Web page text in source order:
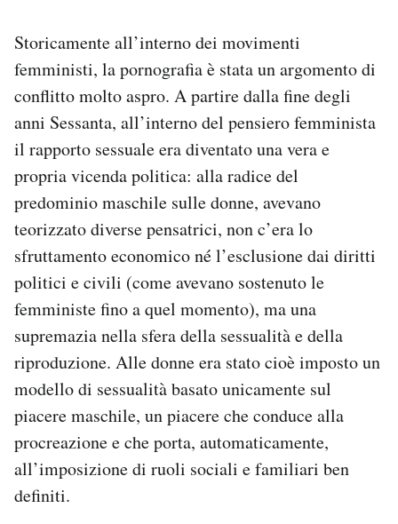
Storicamente all’interno dei movimenti
femministi, la pornografia è stata un argomento di
conflitto molto aspro. A partire dalla fine degli
anni Sessanta, all’interno del pensiero femminista
il rapporto sessuale era diventato una vera e
propria vicenda politica: alla radice del
predominio maschile sulle donne, avevano
teorizzato diverse pensatrici, non c’era lo
sfruttamento economico né l’esclusione dai diritti
politici e civili (come avevano sostenuto le
femministe fino a quel momento), ma una
supremazia nella sfera della sessualità e della
riproduzione. Alle donne era stato cioè imposto un
modello di sessualità basato unicamente sul
piacere maschile, un piacere che conduce alla
procreazione e che porta, automaticamente,
all’imposizione di ruoli sociali e familiari ben
definiti.